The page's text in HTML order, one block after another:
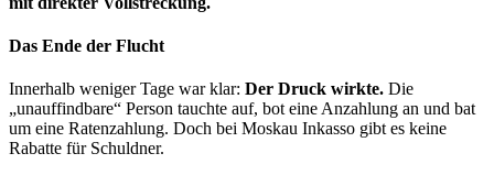
Das Ende der Flucht
Innerhalb weniger Tage war klar: Der Druck wirkte. Die
„unauffindbare“ Person tauchte auf, bot eine Anzahlung an und bat
um eine Ratenzahlung. Doch bei Moskau Inkasso gibt es keine
Rabatte für Schuldner.